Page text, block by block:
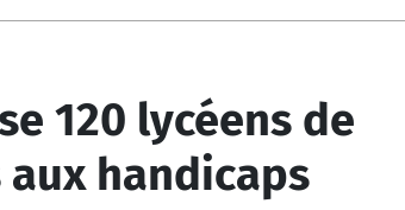
120 lycéens de
handicaps